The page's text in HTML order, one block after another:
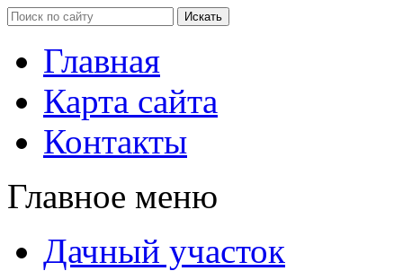
Главная
Карта сайта
Контакты
Главное меню
Дачный участок